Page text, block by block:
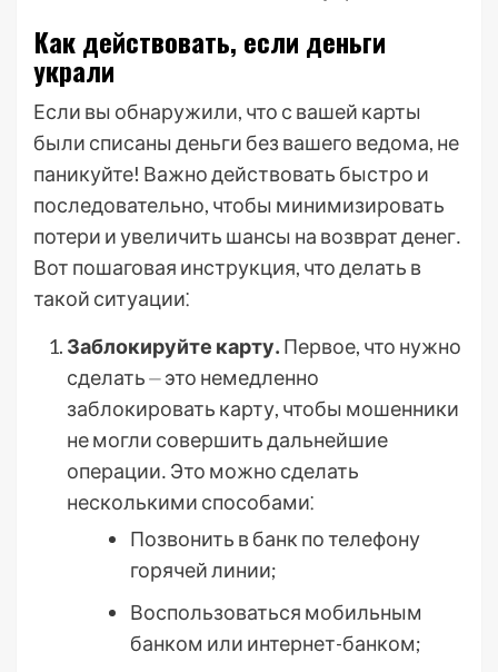
Как действовать, если деньги
украли
Если вы обнаружили, что с вашей карты
были списаны деньги без вашего ведома, не
паникуйте! Важно действовать быстро и
последовательно, чтобы минимизировать
потери и увеличить шансы на возврат денег․
Вот пошаговая инструкция, что делать в
такой ситуации⁚
Заблокируйте карту․ Первое, что нужно
сделать ⏤ это немедленно
заблокировать карту, чтобы мошенники
не могли совершить дальнейшие
операции․ Это можно сделать
несколькими способами⁚
Позвонить в банк по телефону
горячей линии;
Воспользоваться мобильным
банком или интернет-банком;